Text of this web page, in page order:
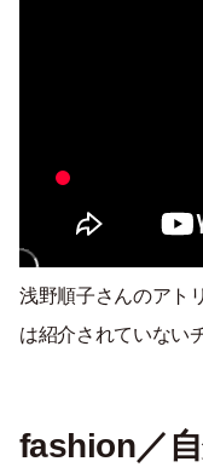
浅野順子さんのアト
は紹介されていない
fashion／